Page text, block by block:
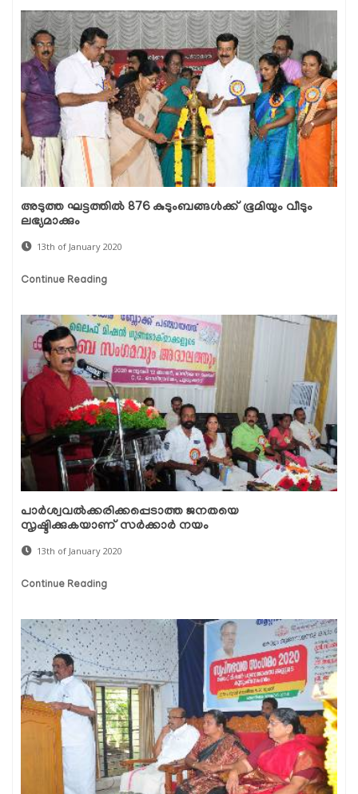
അടുത്ത ഘട്ടത്തില്‍ 876 കുടുംബങ്ങള്‍ക്ക് ഭൂമിയും വീടും
ലഭ്യമാക്കും
13th of January 2020
Continue Reading
പാര്‍ശ്വവല്‍ക്കരിക്കപ്പെടാത്ത ജനതയെ
സൃഷ്ടിക്കുകയാണ് സര്‍ക്കാര്‍ നയം
13th of January 2020
Continue Reading